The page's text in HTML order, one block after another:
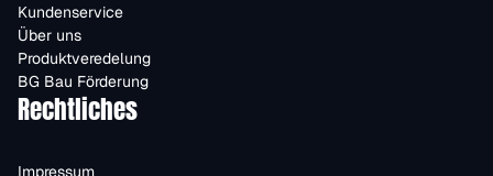
Kundenservice
Über uns
Produktveredelung
BG Bau Förderung
Rechtliches
Impressum